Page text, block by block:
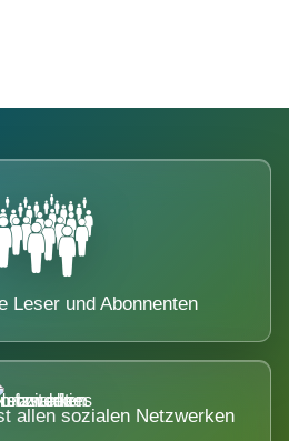
Leser und Abonnenten
allen sozialen Netzwerken